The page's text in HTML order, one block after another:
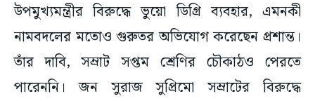
উপমুখ্যমন্ত্রীর বিরুদ্ধে ভুয়ো ডিগ্রি ব্যবহার, এমনকী
নামবদলের মতোও গুরুতর অভিযোগ করেছেন প্রশান্ত।
তাঁর দাবি, সম্রাট সপ্তম শ্রেণির চৌকাঠও পেরতে
পারেননি। জন সুরাজ সুপ্রিমো সম্রাটের বিরুদ্ধে